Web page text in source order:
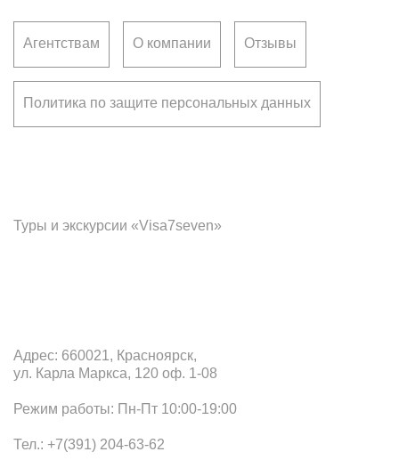
Адрес: 660021, Красноярск,
ул. Карла Маркса, 120 оф. 1-08
Режим работы: Пн-Пт 10:00-19:00
Тел.: +7(391) 204-63-62
Агентствам О компании Отзывы
Политика по защите персональных данных
Туры и экскурсии «Visa7seven»